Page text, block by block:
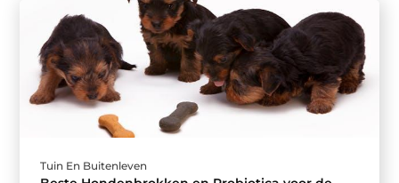
Tuin En Buitenleven